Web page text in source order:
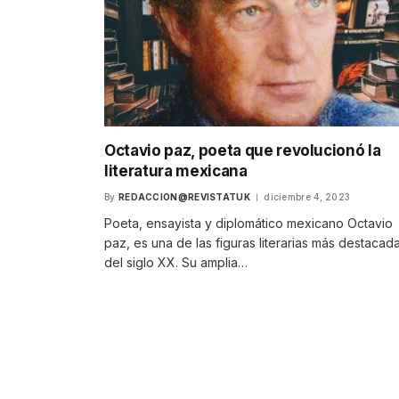
Octavio paz, poeta que revolucionó la
literatura mexicana
By REDACCION@REVISTATUK diciembre 4, 2023
Poeta, ensayista y diplomático mexicano Octavio
paz, es una de las figuras literarias más
del siglo XX. Su amplia…